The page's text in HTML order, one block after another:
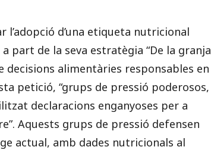
l’adopció d’una etiqueta nutricional
part de la seva estratègia “De la granja
decisions alimentàries responsables en
petició, “grups de pressió poderosos,
declaracions enganyoses per a
Aquests grups de pressió defensen
actual, amb dades nutricionals al